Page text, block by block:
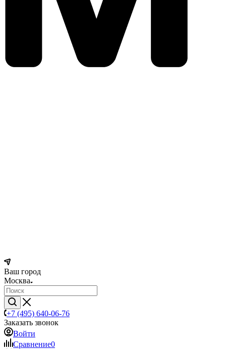
Ваш город
Москва
+7 (495) 640-06-76
Заказать звонок
Войти
Сравнение0